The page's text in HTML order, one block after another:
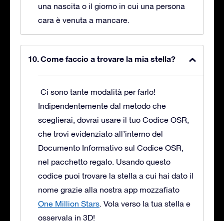
una nascita o il giorno in cui una persona
cara è venuta a mancare.
Come faccio a trovare la mia stella?
Ci sono tante modalità per farlo!
Indipendentemente dal metodo che
sceglierai, dovrai usare il tuo Codice OSR,
che trovi evidenziato all’interno del
Documento Informativo sul Codice OSR,
nel pacchetto regalo. Usando questo
codice puoi trovare la stella a cui hai dato il
nome grazie alla nostra app mozzafiato
One Million Stars. Vola verso la tua stella e
osservala in 3D!